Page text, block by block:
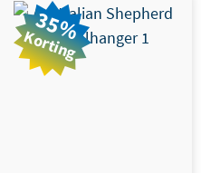
35%
Korting